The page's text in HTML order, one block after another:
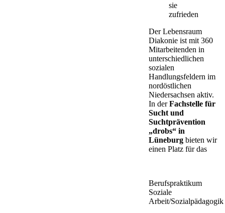
Der Lebensraum
Diakonie ist mit 360
Mitarbeitenden in
unterschiedlichen
sozialen
Handlungsfeldern im
nordöstlichen
Niedersachsen aktiv.
In derFachstelle für
Sucht und
Suchtprävention
„drobs“ in
Lüneburg bieten wir
einen Platz für das
Berufspraktikum
Soziale
Arbeit/Sozialpädagogik